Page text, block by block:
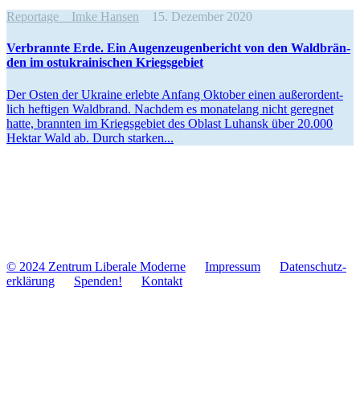
Reportage Imke Hansen 15. Dezember 2020
Ver­brannte Erde. Ein Augen­zeu­gen­be­richt von den Wald­brän­
den im ost­ukrai­ni­schen Kriegsgebiet
Der Osten der Ukraine erlebte Anfang Oktober einen außer­or­dent­
lich hef­ti­gen Wald­brand. Nachdem es mona­te­lang nicht gereg­net
hatte, brann­ten im Kriegs­ge­biet des Oblast Luhansk über 20.000
Hektar Wald ab. Durch starken...
© 2024 Zentrum Libe­rale Moderne Impres­sum
Daten­schutz­
er­klä­rung
Spenden! Kontakt